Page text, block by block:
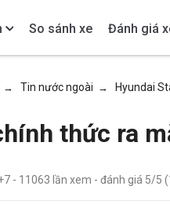
So sánh xe Đánh giá
→ Tin nước ngoài → Hyundai
thức ra
- 11063 lần xem - đánh giá 5/5 (